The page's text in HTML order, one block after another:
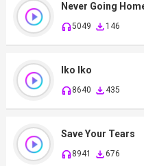
Never Going
5049 146
Iko Iko
8640 435
Save Your Tears
8941 676